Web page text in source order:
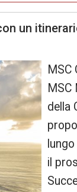
un
MSC
MSC
della
il